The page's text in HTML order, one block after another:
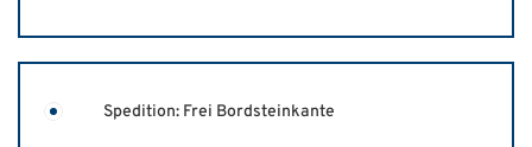
Spedition: Frei Bordsteinkante